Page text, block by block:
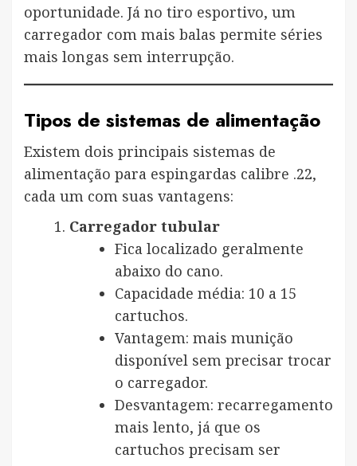
oportunidade. Já no tiro esportivo, um
carregador com mais balas permite séries
mais longas sem interrupção.
Tipos de sistemas de alimentação
Existem dois principais sistemas de
alimentação para espingardas calibre .22,
cada um com suas vantagens:
Carregador tubular
Fica localizado geralmente
abaixo do cano.
Capacidade média: 10 a 15
cartuchos.
Vantagem: mais munição
disponível sem precisar trocar
o carregador.
Desvantagem: recarregamento
mais lento, já que os
cartuchos precisam ser